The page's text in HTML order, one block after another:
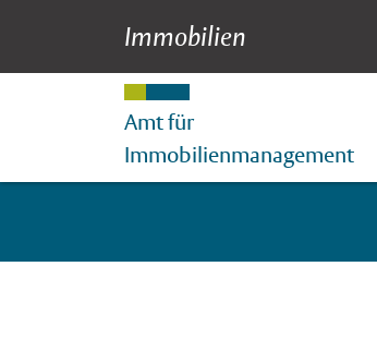
Newsdetail
HauptnavigationInhalt
Immobilien
Amt für
Immobilienmanagement